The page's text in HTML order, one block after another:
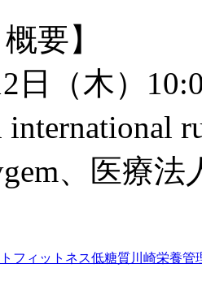
要】
日（木）
、医療
フィットネス低糖質川崎栄養管